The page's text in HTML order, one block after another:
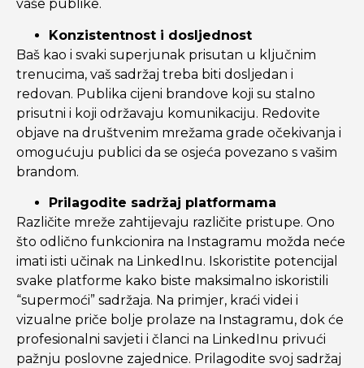
vaše publike.
Konzistentnost i dosljednost
Baš kao i svaki superjunak prisutan u ključnim
trenucima, vaš sadržaj treba biti dosljedan i
redovan. Publika cijeni brandove koji su stalno
prisutni i koji održavaju komunikaciju. Redovite
objave na društvenim mrežama grade očekivanja i
omogućuju publici da se osjeća povezano s vašim
brandom.
Prilagodite sadržaj platformama
Različite mreže zahtijevaju različite pristupe. Ono
što odlično funkcionira na Instagramu možda neće
imati isti učinak na LinkedInu. Iskoristite potencijal
svake platforme kako biste maksimalno iskoristili
“supermoći” sadržaja. Na primjer, kraći videi i
vizualne priče bolje prolaze na Instagramu, dok će
profesionalni savjeti i članci na LinkedInu privući
pažnju poslovne zajednice. Prilagodite svoj sadržaj